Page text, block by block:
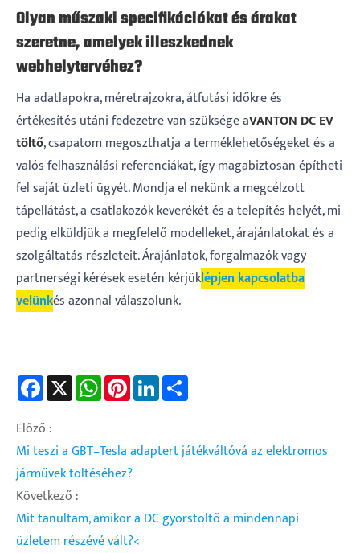
Olyan műszaki specifikációkat és árakat
szeretne, amelyek illeszkednek
webhelytervéhez?
Ha adatlapokra, méretrajzokra, átfutási időkre és
értékesítés utáni fedezetre van szüksége aVANTON DC EV
töltő, csapatom megoszthatja a terméklehetőségeket és a
valós felhasználási referenciákat, így magabiztosan építheti
fel saját üzleti ügyét. Mondja el nekünk a megcélzott
tápellátást, a csatlakozók keverékét és a telepítés helyét, mi
pedig elküldjük a megfelelő modelleket, árajánlatokat és a
szolgáltatás részleteit. Árajánlatok, forgalmazók vagy
partnerségi kérések esetén kérjüklépjen kapcsolatba
velünkés azonnal válaszolunk.
Facebook WhatsAppPinterestLinkedIn
Előző :
Mi teszi a GBT–Tesla adaptert játékváltóvá az elektromos
járművek töltéséhez?
Következő :
Mit tanultam, amikor a DC gyorstöltő a mindennapi
üzletem részévé vált?<